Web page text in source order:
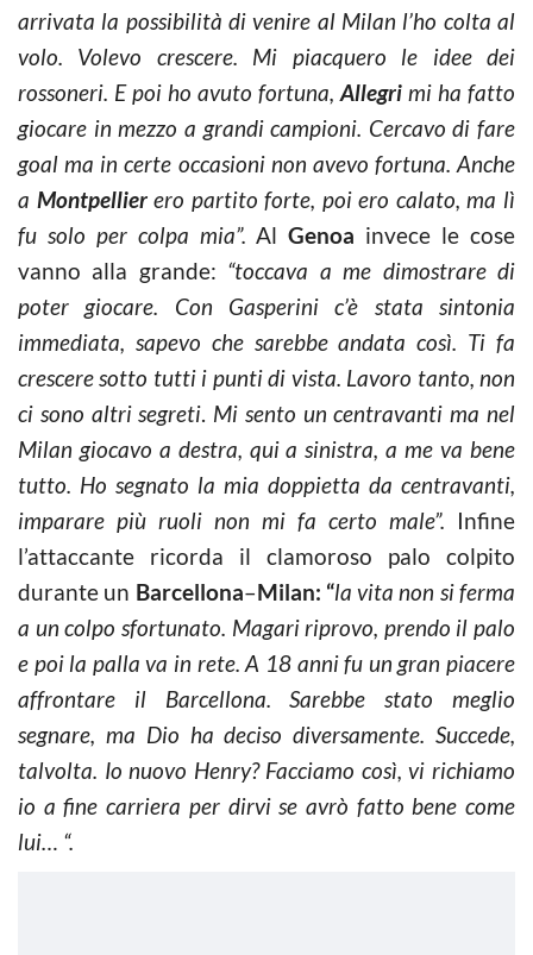
arrivata la possibilità di venire al Milan l’ho colta al
volo. Volevo crescere. Mi piacquero le idee dei
rossoneri. E poi ho avuto fortuna, Allegri mi ha fatto
giocare in mezzo a grandi campioni. Cercavo di fare
goal ma in certe occasioni non avevo fortuna. Anche
a Montpellierero partito forte, poi ero calato, ma lì
fu solo per colpa mia”.AlGenoa invece le cose
vanno alla grande: “toccava a me dimostrare di
poter giocare. Con Gasperini c’è stata sintonia
immediata, sapevo che sarebbe andata così. Ti fa
crescere sotto tutti i punti di vista. Lavoro tanto, non
ci sono altri segreti. Mi sento un centravanti ma nel
Milan giocavo a destra, qui a sinistra, a me va bene
tutto. Ho segnato la mia doppietta da centravanti,
imparare più ruoli non mi fa certo male”. Infine
l’attaccante ricorda il clamoroso palo colpito
durante un Barcellona–Milan: “la vita non si ferma
a un colpo sfortunato. Magari riprovo, prendo il palo
e poi la palla va in rete. A 18 anni fu un gran piacere
affrontare il Barcellona. Sarebbe stato meglio
segnare, ma Dio ha deciso diversamente. Succede,
talvolta. Io nuovo Henry? Facciamo così, vi richiamo
io a fine carriera per dirvi se avrò fatto bene come
lui… “.